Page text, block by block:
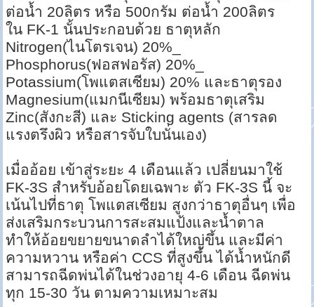
ต่อน้ำ 20ลิตร หรือ 500กรัม ต่อน้ำ 200ลิตร
ใน FK-1 นั้นประกอบด้วย ธาตุหลัก
Nitrogen(ไนโตรเจน) 20%_
Phosphorus(ฟอสฟอรัส) 20%_
Potassium(โพแตสเซียม) 20% และธาตุรอง
Magnesium(แมกนีเซียม) พร้อมธาตุเสริม
Zinc(สังกะสี) และ Sticking ‎agents (สารลด
แรงตรึงผิว หรือสารจับใบนั่นเอง)
เมื่ออ้อย เข้าสู่ระยะ 4 เดือนแล้ว เปลี่ยนมาใช้
FK-3S สำหรับอ้อยโดยเฉพาะ ตัว FK-3S นี้ จะ
เน้นไปที่ธาตุ โพแตสเซียม สูงกว่าธาตุอื่นๆ เพื่อ
ส่งเสริมกระบวนการสะสมแป้งและน้ำตาล
ทำให้อ้อยขยายขนาดลำได้ใหญ่ขึ้น และมีค่า
ความหวาน หรือค่า CCS ที่สูงขึ้น ได้น้ำหนักดี
สามารถฉีดพ่นได้ในช่วงอายุ 4-6 เดือน ฉีดพ่น
ทุก 15-30 วัน ตามความเหมาะสม